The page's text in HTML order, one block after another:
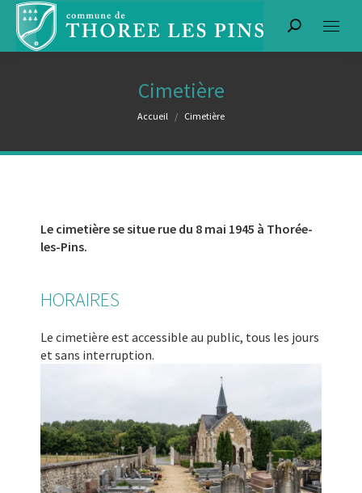
Recherche
Cimetière
Vous êtes ici :
Accueil Cimetière
Le cimetière se situe rue du 8 mai 1945 à Thorée-
les-Pins.
HORAIRES
Le cimetière est accessible au public, tous les jours
et sans interruption.